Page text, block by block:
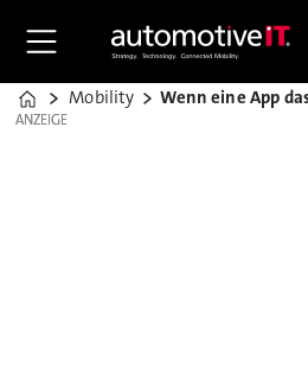
Home
Mobility Wenn eine App
ANZEIGE
ANZEIGE